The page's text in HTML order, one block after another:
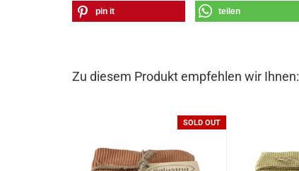
pin it teilen
Zu diesem Produkt empfehlen wir Ihnen:
SOLD OUT